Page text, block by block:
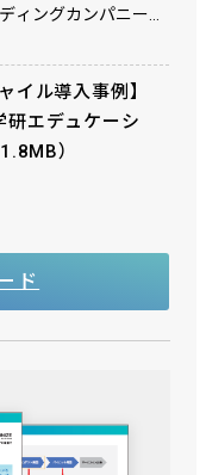
ィングカンパニーと
で個別最適化してい
した基幹システムに
丸谷昂明氏、石原光
イル導入事例】
研エデュケーシ
）
ド